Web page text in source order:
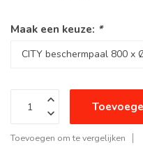
Maak een keuze: *
Toevoegen om te vergelijken